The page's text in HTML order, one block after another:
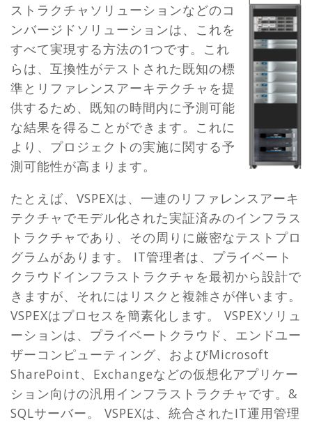
ストラクチャソリューションなどのコ
ンバージドソリューションは、これを
すべて実現する方法の1つです。これ
らは、互換性がテストされた既知の標
準とリファレンスアーキテクチャを提
供するため、既知の時間内に予測可能
な結果を​​得ることができます。これに
より、プロジェクトの実施に関する予
測可能性が高まります。
たとえば、VSPEXは、一連のリファレンスアーキ
テクチャでモデル化された実証済みのインフラス
トラクチャであり、その周りに厳密なテストプロ
グラムがあります。 IT管​​理者は、プライベート
クラウドインフラストラクチャを最初から設計で
きますが、それにはリスクと複雑さが伴います。
VSPEXはプロセスを簡素化します。 VSPEXソリュ
ーションは、プライベートクラウド、エンドユー
ザーコンピューティング、およびMicrosoft
SharePoint、Exchangeなどの仮想化アプリケー
ション向けの汎用インフラストラクチャです。&
SQLサーバー。 VSPEXは、統合されたIT運用管理